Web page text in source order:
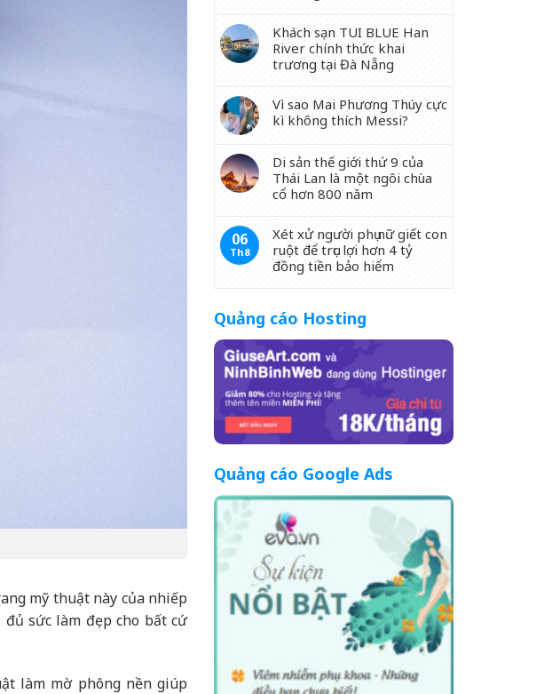
mỹ thuật này của nhiếp
sức làm đẹp cho bất cứ
làm mờ phông nền giúp
Khách sạn TUI BLUE Han
River chính thức khai
trương tại Đà Nẵng
Vì sao Mai Phương Thúy cực
kì không thích Messi?
Di sản thế giới thứ 9 của
Thái Lan là một ngôi chùa
cổ hơn 800 năm
06
Th8
Xét xử người phụ nữ giết con
ruột để trục lợi hơn 4 tỷ
đồng tiền bảo hiểm
Quảng cáo Hosting
Quảng cáo Google Ads